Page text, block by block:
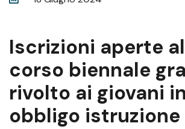
Iscrizioni aperte
corso biennale
rivolto ai giovani in
obbligo istruzione